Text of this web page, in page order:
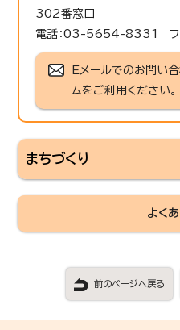
302番窓口
電話：03-5654-8331 フ
Eメールでのお問い
ムをご利用ください。
まちづくり
よく
前のページへ戻る